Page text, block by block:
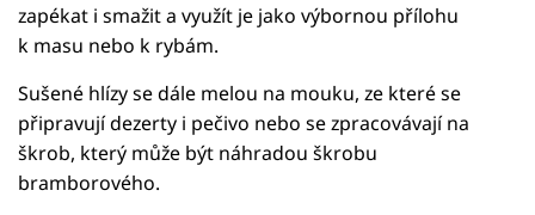
zapékat i smažit a využít je jako výbornou přílohu
k masu nebo k rybám.
Sušené hlízy se dále melou na mouku, ze které se
připravují dezerty i pečivo nebo se zpracovávají na
škrob, který může být náhradou škrobu
bramborového.